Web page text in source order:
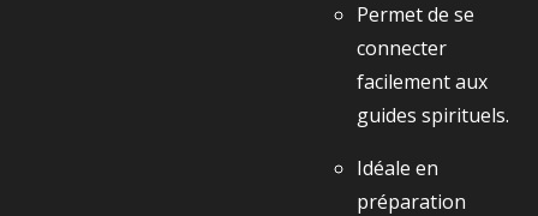
Permet de se
connecter
facilement aux
guides spirituels.
Idéale en
préparation